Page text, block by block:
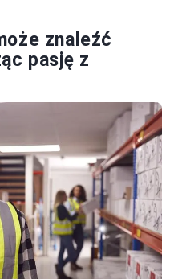
znaleźć
pasję z